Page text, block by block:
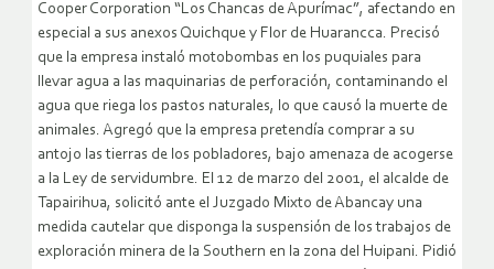
Cooper Corporation “Los Chancas de Apurímac”, afectando en
especial a sus anexos Quichque y Flor de Huarancca. Precisó
que la empresa instaló motobombas en los puquiales para
llevar agua a las maquinarias de perforación, contaminando el
agua que riega los pastos naturales, lo que causó la muerte de
animales. Agregó que la empresa pretendía comprar a su
antojo las tierras de los pobladores, bajo amenaza de acogerse
a la Ley de servidumbre. El 12 de marzo del 2001, el alcalde de
Tapairihua, solicitó ante el Juzgado Mixto de Abancay una
medida cautelar que disponga la suspensión de los trabajos de
exploración minera de la Southern en la zona del Huipani. Pidió